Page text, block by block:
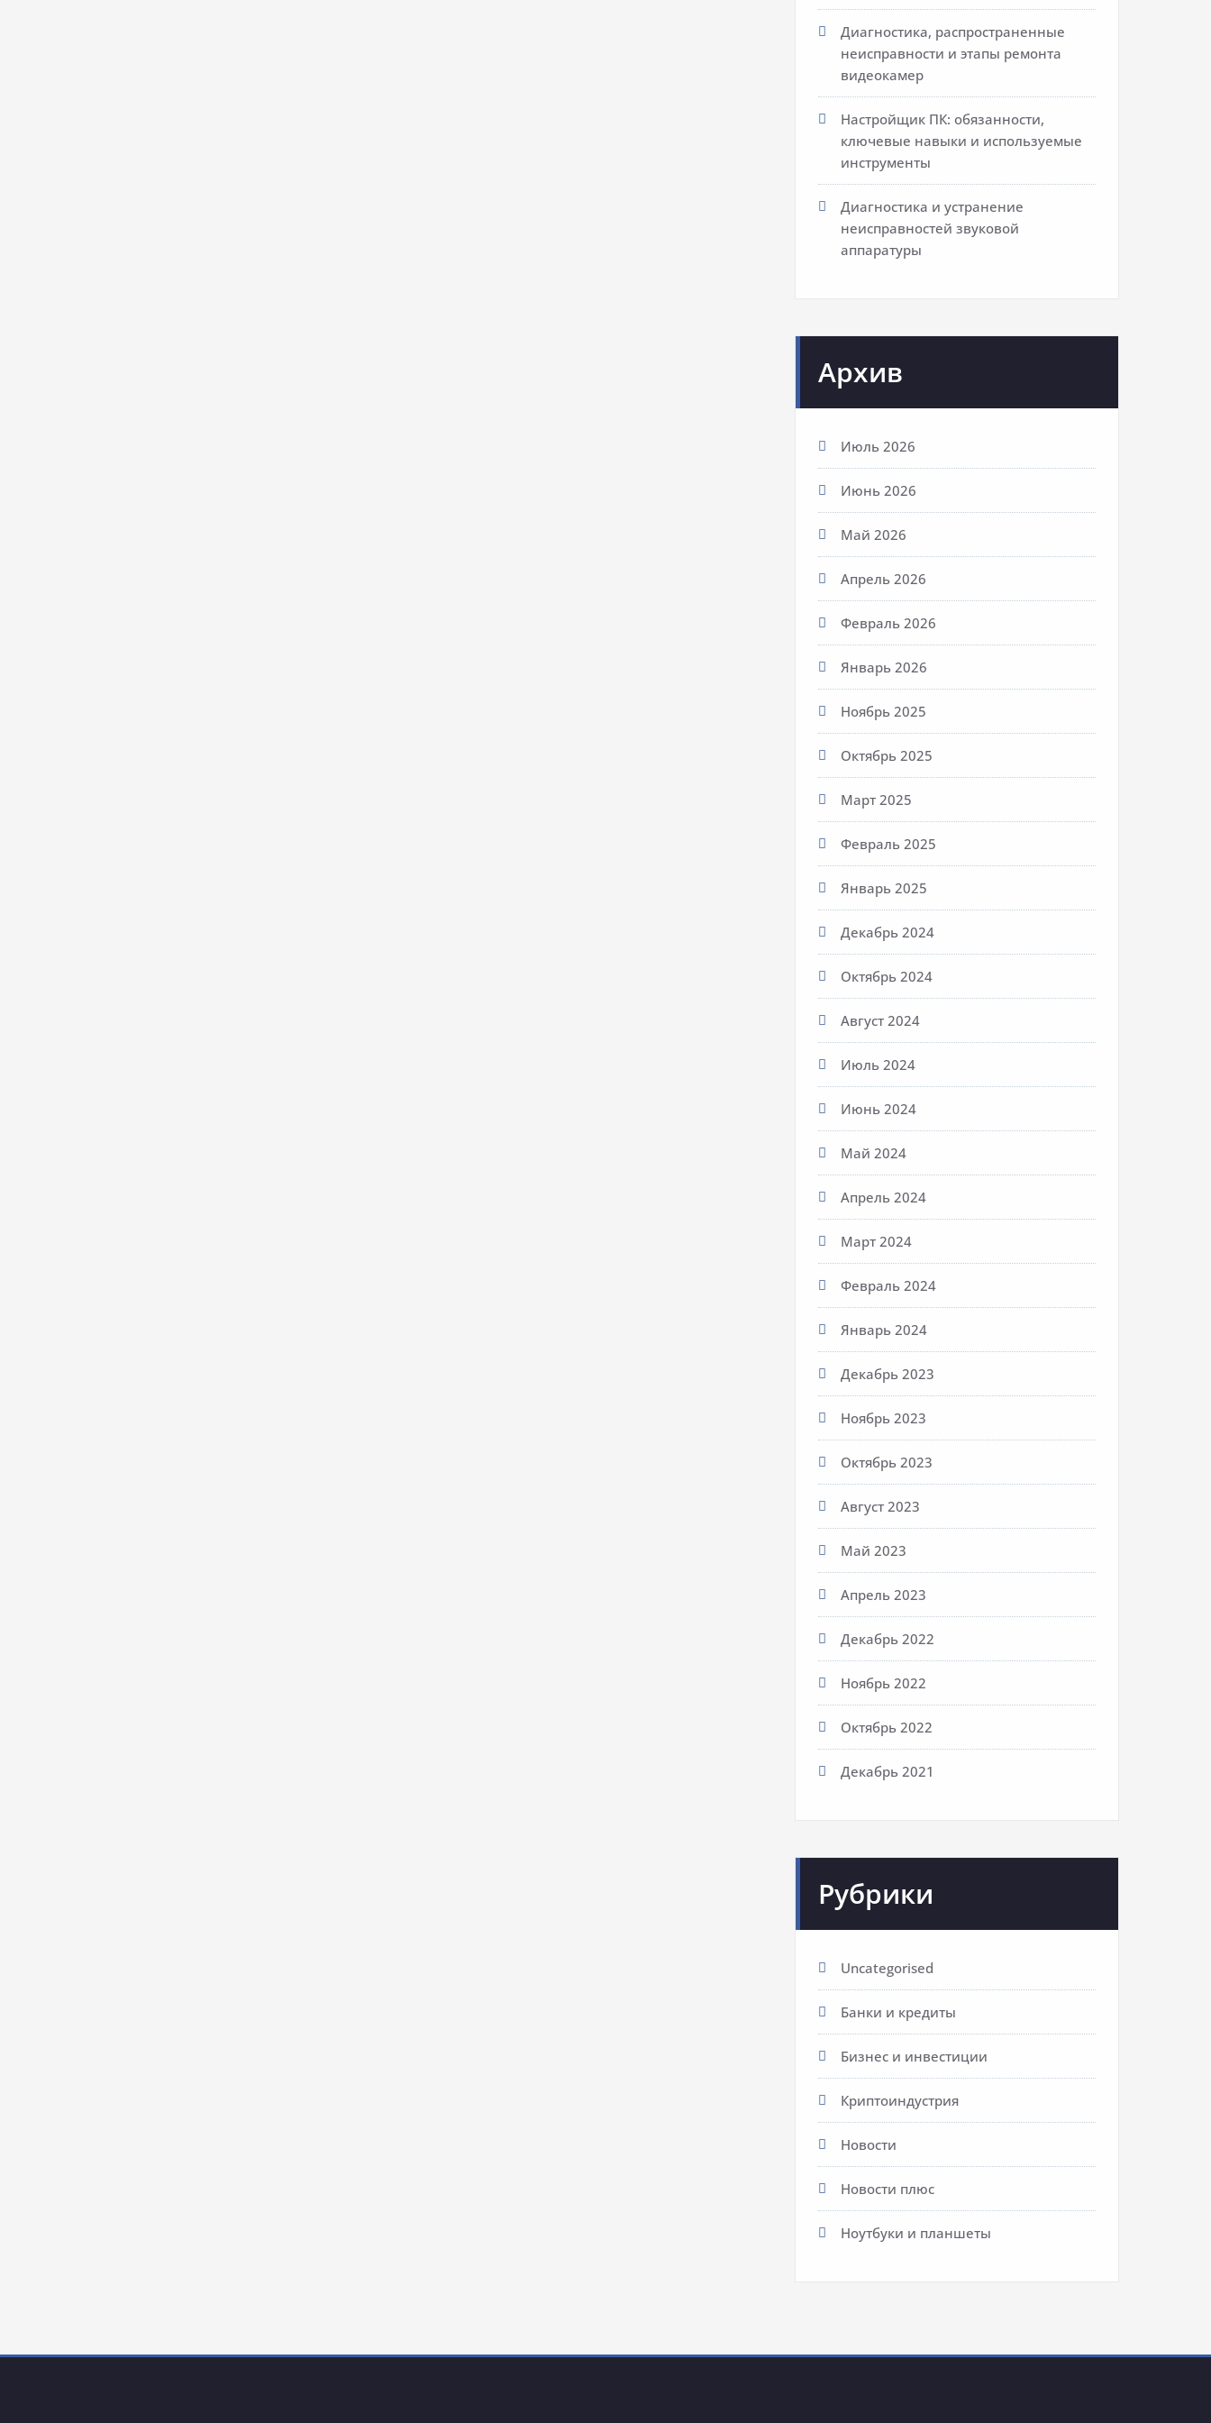
Диагностика, распространенные
неисправности и этапы ремонта
видеокамер
Настройщик ПК: обязанности,
ключевые навыки и используемые
инструменты
Диагностика и устранение
неисправностей звуковой
аппаратуры
Архив
Июль 2026
Июнь 2026
Май 2026
Апрель 2026
Февраль 2026
Январь 2026
Ноябрь 2025
Октябрь 2025
Март 2025
Февраль 2025
Январь 2025
Декабрь 2024
Октябрь 2024
Август 2024
Июль 2024
Июнь 2024
Май 2024
Апрель 2024
Март 2024
Февраль 2024
Январь 2024
Декабрь 2023
Ноябрь 2023
Октябрь 2023
Август 2023
Май 2023
Апрель 2023
Декабрь 2022
Ноябрь 2022
Октябрь 2022
Декабрь 2021
Рубрики
Uncategorised
Банки и кредиты
Бизнес и инвестиции
Криптоиндустрия
Новости
Новости плюс
Ноутбуки и планшеты